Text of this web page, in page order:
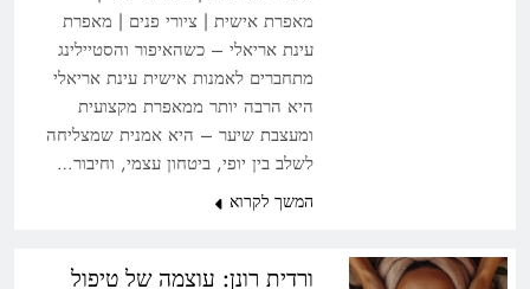
מאפרת אישית | ציורי פנים | מאפרת
עינת אריאלי – כשהאיפור והסטיילינג
מתחברים לאמנות אישית עינת אריאלי
היא הרבה יותר ממאפרת מקצועית
ומעצבת שיער – היא אמנית שמצליחה
לשלב בין יופי, ביטחון עצמי, וחיבור…
המשך לקרוא
ורדית רונן: עוצמה של טיפול